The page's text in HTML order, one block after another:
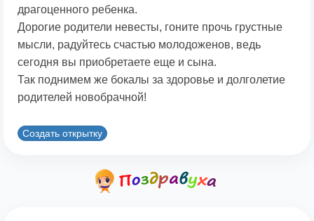
драгоценного ребенка.
Дорогие родители невесты, гоните прочь грустные
мысли, радуйтесь счастью молодоженов, ведь
сегодня вы приобретаете еще и сына.
Так поднимем же бокалы за здоровье и долголетие
родителей новобрачной!
Создать открытку